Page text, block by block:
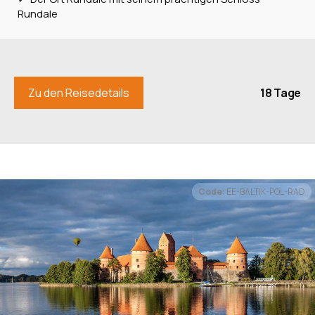
Nordost. Wir erreichen nach ca. 1 1/2 Stunden den
Anschließend beziehen wir unser Hotel noch im
Norden Estlands im Raum Palmse. (F/-/A)
5. Tag: Palmse - Mustvee - Kallaste -
Varnja - Tartu ca. 60-65 km
Eine genussvolle Radetappe führt uns entlang des
Rundale
Zu den Reisedetails 18 Tage
Code: EE-BALTIK-POL-RAD